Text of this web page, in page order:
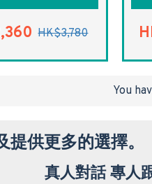
HK$3,780
You
供更多的選擇。
真人對話 專人